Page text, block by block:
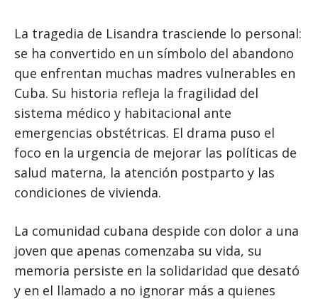
La tragedia de Lisandra trasciende lo personal:
se ha convertido en un símbolo del abandono
que enfrentan muchas madres vulnerables en
Cuba. Su historia refleja la fragilidad del
sistema médico y habitacional ante
emergencias obstétricas. El drama puso el
foco en la urgencia de mejorar las políticas de
salud materna, la atención postparto y las
condiciones de vivienda.
La comunidad cubana despide con dolor a una
joven que apenas comenzaba su vida, su
memoria persiste en la solidaridad que desató
y en el llamado a no ignorar más a quienes